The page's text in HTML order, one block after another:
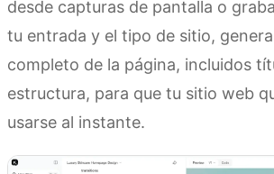
desde capturas de pantalla o
tu entrada y el tipo de sitio,
completo de la página, incluidos
estructura, para que tu sitio web
usarse al instante.